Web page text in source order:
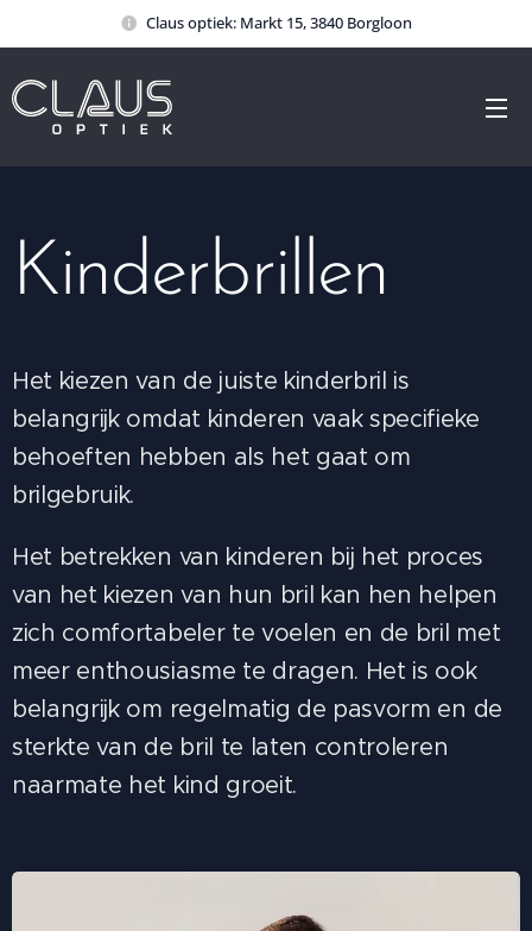
Claus optiek: Markt 15, 3840 Borgloon
Kinderbrillen
Het kiezen van de juiste kinderbril is
belangrijk omdat kinderen vaak specifieke
behoeften hebben als het gaat om
brilgebruik.
Het betrekken van kinderen bij het proces
van het kiezen van hun bril kan hen helpen
zich comfortabeler te voelen en de bril met
meer enthousiasme te dragen. Het is ook
belangrijk om regelmatig de pasvorm en de
sterkte van de bril te laten controleren
naarmate het kind groeit.